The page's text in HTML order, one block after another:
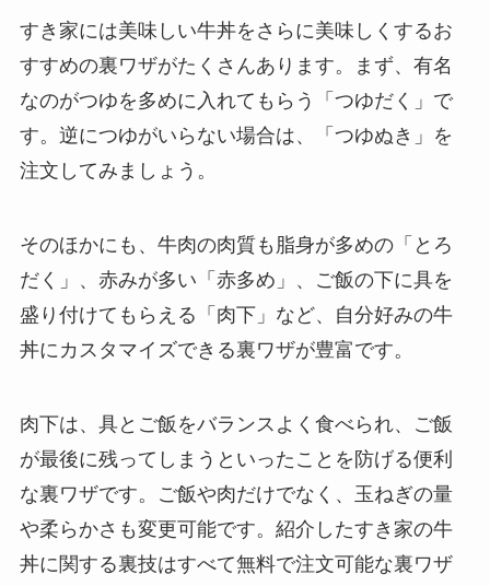
すき家には美味しい牛丼をさらに美味しくするお
すすめの裏ワザがたくさんあります。まず、有名
なのがつゆを多めに入れてもらう「つゆだく」で
す。逆につゆがいらない場合は、「つゆぬき」を
注文してみましょう。
そのほかにも、牛肉の肉質も脂身が多めの「とろ
だく」、赤みが多い「赤多め」、ご飯の下に具を
盛り付けてもらえる「肉下」など、自分好みの牛
丼にカスタマイズできる裏ワザが豊富です。
肉下は、具とご飯をバランスよく食べられ、ご飯
が最後に残ってしまうといったことを防げる便利
な裏ワザです。ご飯や肉だけでなく、玉ねぎの量
や柔らかさも変更可能です。紹介したすき家の牛
丼に関する裏技はすべて無料で注文可能な裏ワザ